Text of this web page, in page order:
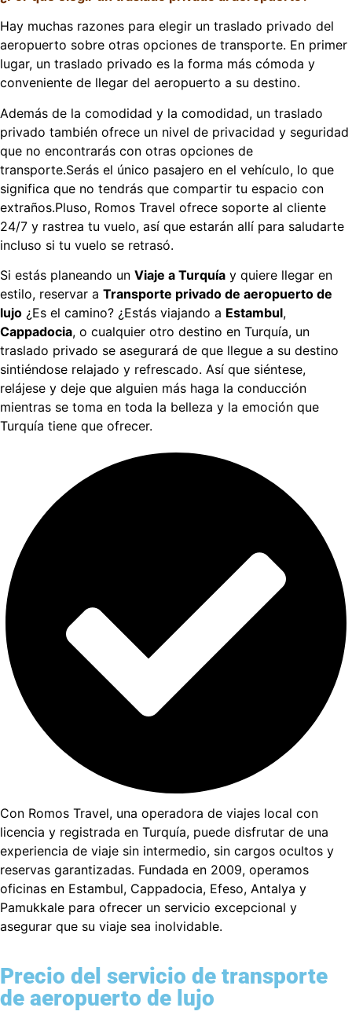
Hay muchas razones para elegir un traslado privado del
aeropuerto sobre otras opciones de transporte. En primer
lugar, un traslado privado es la forma más cómoda y
conveniente de llegar del aeropuerto a su destino.
Además de la comodidad y la comodidad, un traslado
privado también ofrece un nivel de privacidad y seguridad
que no encontrarás con otras opciones de
transporte.Serás el único pasajero en el vehículo, lo que
significa que no tendrás que compartir tu espacio con
extraños.Pluso, Romos Travel ofrece soporte al cliente
24/7 y rastrea tu vuelo, así que estarán allí para saludarte
incluso si tu vuelo se retrasó.
Si estás planeando un Viaje a Turquía y quiere llegar en
estilo, reservar a Transporte privado de aeropuerto de
lujo ¿Es el camino? ¿Estás viajando a Estambul,
Cappadocia, o cualquier otro destino en Turquía, un
traslado privado se asegurará de que llegue a su destino
sintiéndose relajado y refrescado. Así que siéntese,
relájese y deje que alguien más haga la conducción
mientras se toma en toda la belleza y la emoción que
Turquía tiene que ofrecer.
Con Romos Travel, una operadora de viajes local con
licencia y registrada en Turquía, puede disfrutar de una
experiencia de viaje sin intermedio, sin cargos ocultos y
reservas garantizadas. Fundada en 2009, operamos
oficinas en Estambul, Cappadocia, Efeso, Antalya y
Pamukkale para ofrecer un servicio excepcional y
asegurar que su viaje sea inolvidable.
Precio del servicio de transporte
de aeropuerto de lujo